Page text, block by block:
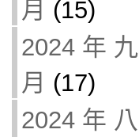
月 (15)
2024 年 九
月 (17)
2024 年 八